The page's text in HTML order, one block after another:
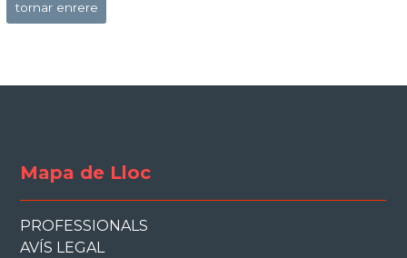
tornar enrere
Mapa de Lloc
PROFESSIONALS
AVÍS LEGAL